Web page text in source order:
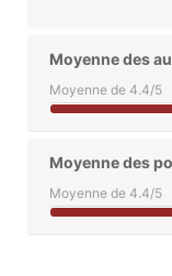
Moyenne des
Moyenne de 4.4/5
Moyenne des
Moyenne de 4.4/5